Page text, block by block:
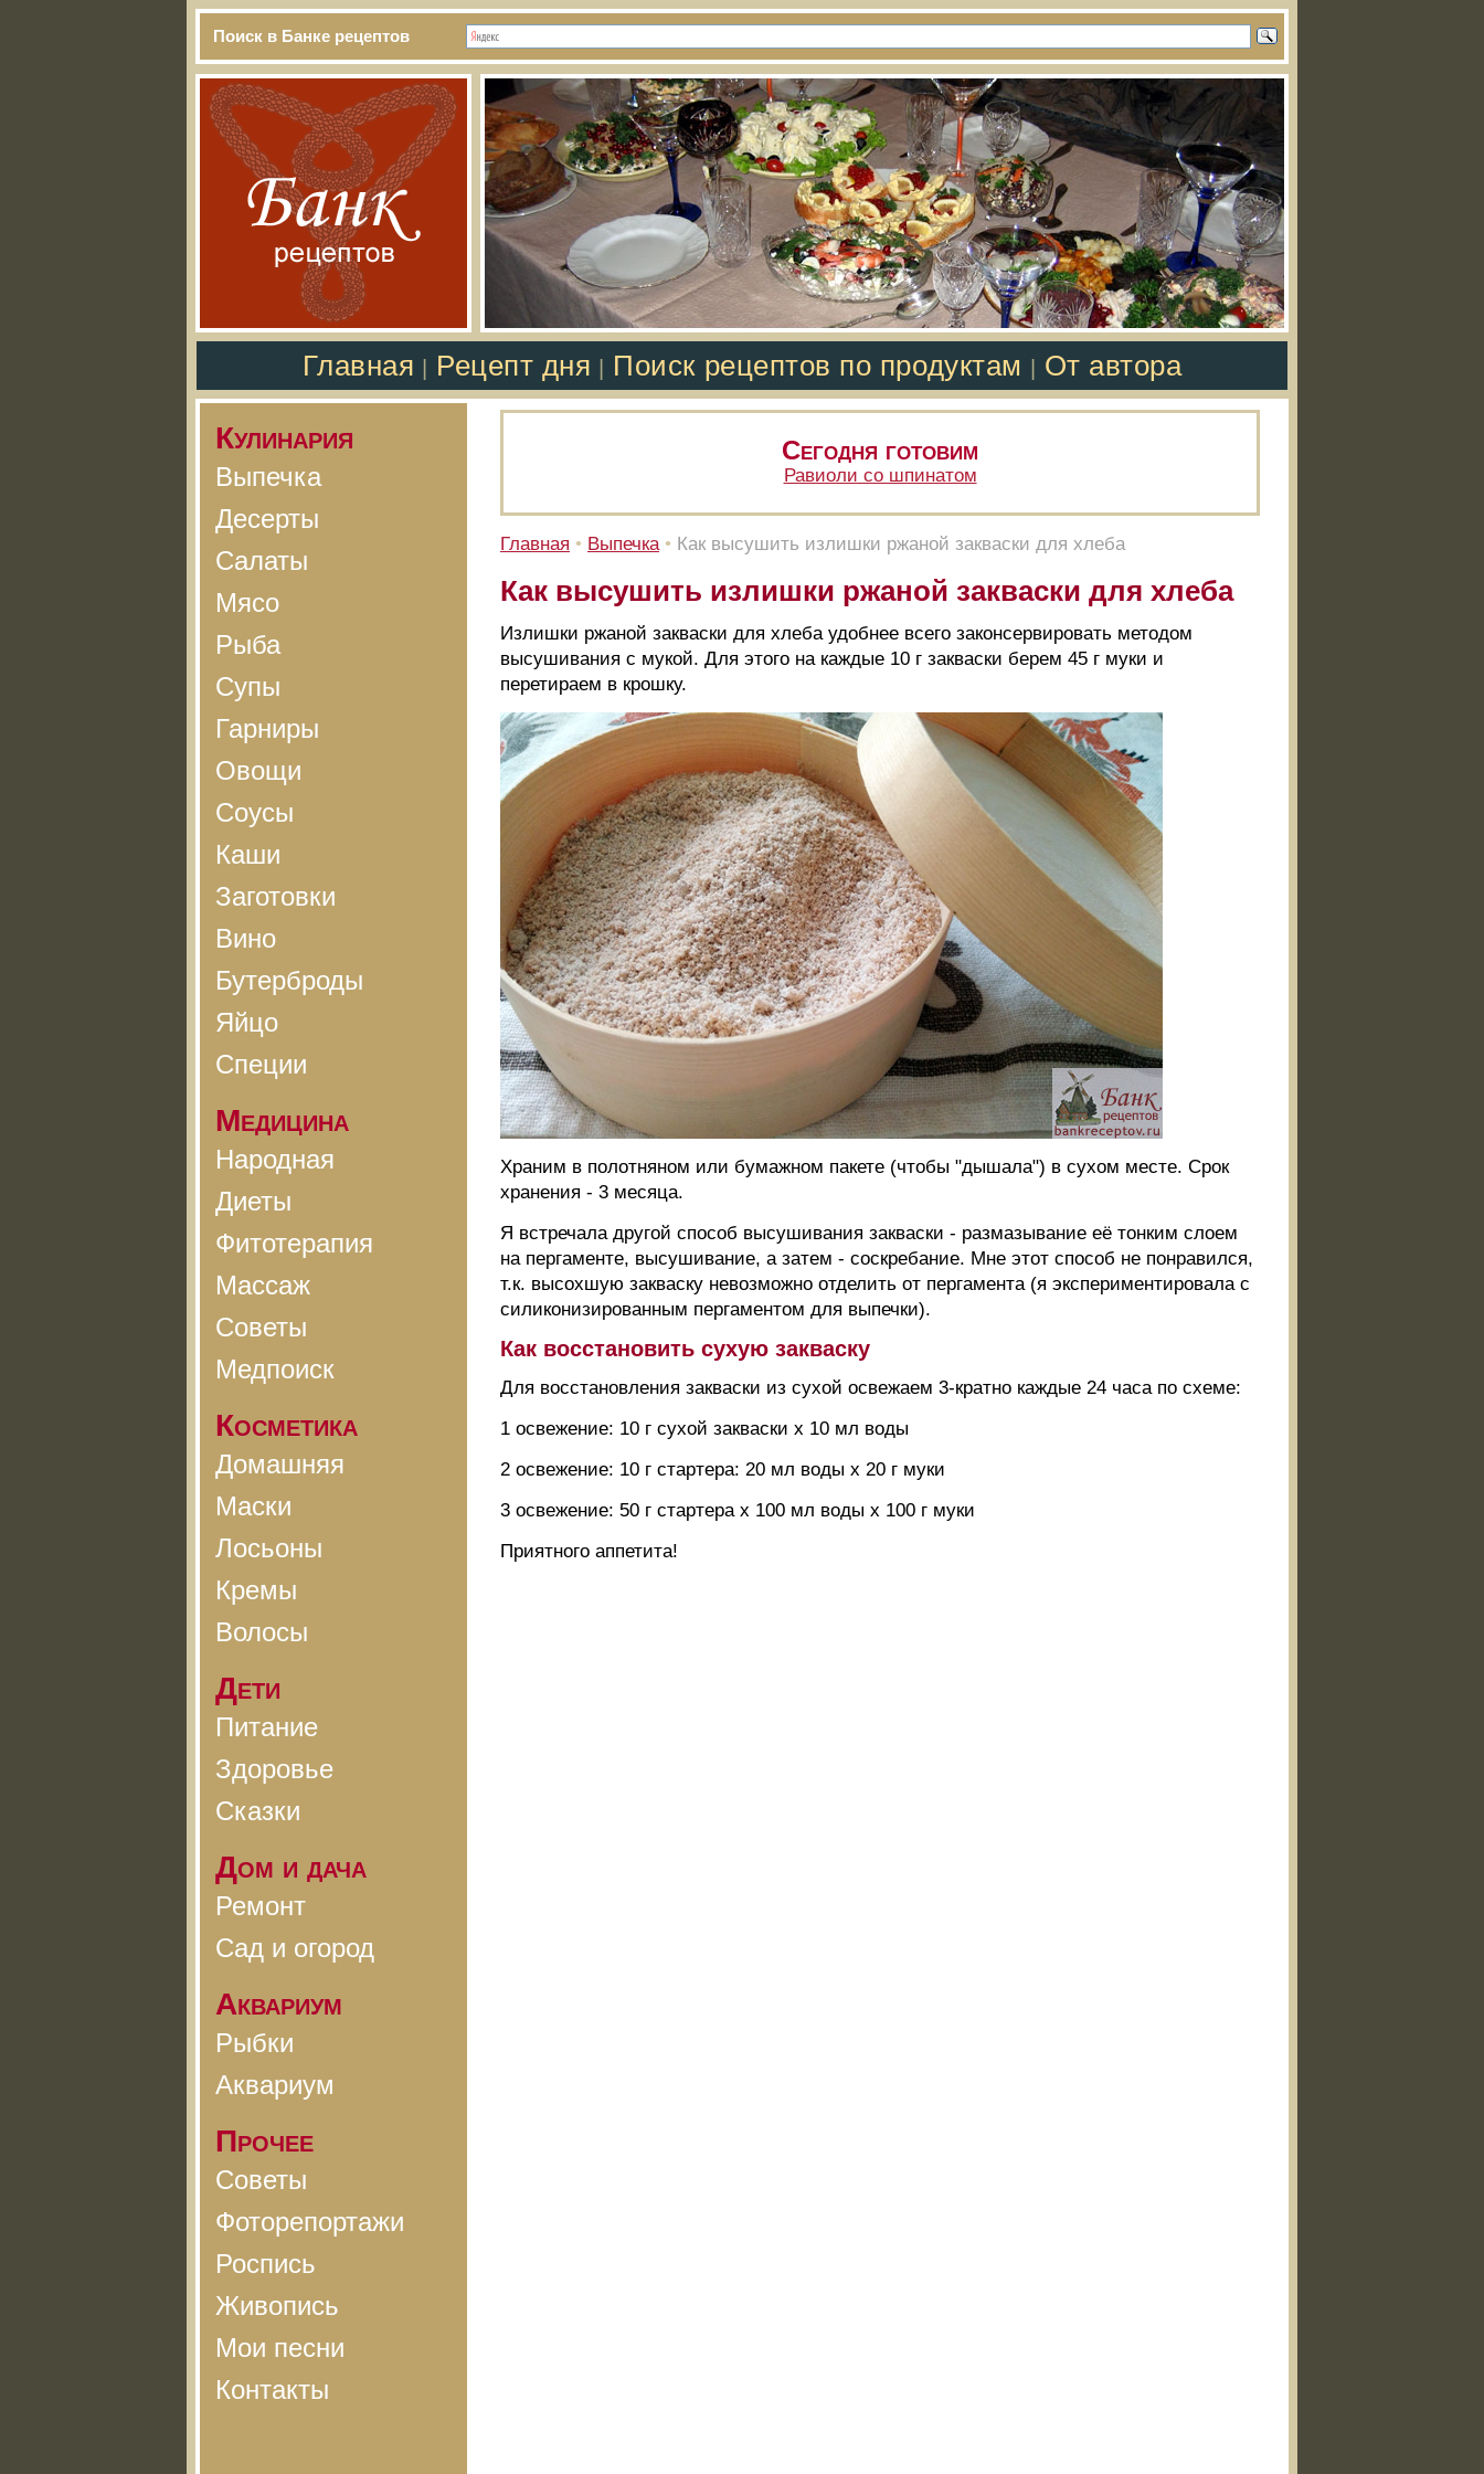
Поиск в Банке рецептов
Главная Рецепт дня Поиск рецептов по продуктам От автора
Кулинария
Выпечка
Десерты
Салаты
Мясо
Рыба
Супы
Гарниры
Овощи
Соусы
Каши
Заготовки
Вино
Бутерброды
Яйцо
Специи
Медицина
Народная
Диеты
Фитотерапия
Массаж
Советы
Медпоиск
Косметика
Домашняя
Маски
Лосьоны
Кремы
Волосы
Дети
Питание
Здоровье
Сказки
Дом и дача
Ремонт
Сад и огород
Аквариум
Рыбки
Аквариум
Прочее
Советы
Фоторепортажи
Роспись
Живопись
Мои песни
Контакты
Сегодня готовим
Равиоли со шпинатом
Главная • Выпечка • Как высушить излишки ржаной закваски для хлеба
Как высушить излишки ржаной закваски для хлеба
Излишки ржаной закваски для хлеба удобнее всего законсервировать методом
высушивания с мукой. Для этого на каждые 10 г закваски берем 45 г муки и
перетираем в крошку.
Храним в полотняном или бумажном пакете (чтобы "дышала") в сухом месте. Срок
хранения - 3 месяца.
Я встречала другой способ высушивания закваски - размазывание её тонким слоем
на пергаменте, высушивание, а затем - соскребание. Мне этот способ не понравился,
т.к. высохшую закваску невозможно отделить от пергамента (я экспериментировала с
силиконизированным пергаментом для выпечки).
Как восстановить сухую закваску
Для восстановления закваски из сухой освежаем 3-кратно каждые 24 часа по схеме:
1 освежение: 10 г сухой закваски х 10 мл воды
2 освежение: 10 г стартера: 20 мл воды х 20 г муки
3 освежение: 50 г стартера х 100 мл воды х 100 г муки
Приятного аппетита!